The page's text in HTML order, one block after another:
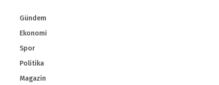
Gündem
Ekonomi
Spor
Politika
Magazin